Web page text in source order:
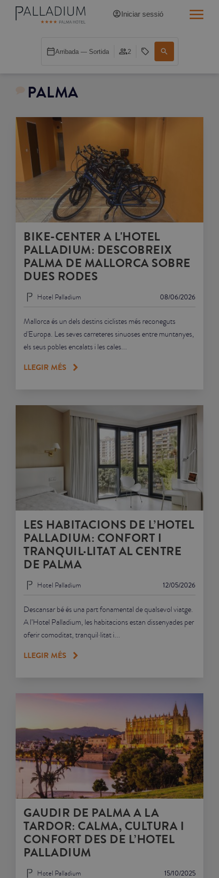
PALMA
BIKE-CENTER A L'HOTEL
PALLADIUM: DESCOBREIX
PALMA DE MALLORCA SOBRE
DUES RODES
08/06/2026
Hotel Palladium
Mallorca és un dels destins ciclistes més reconeguts
d'Europa. Les seves carreteres sinuoses entre muntanyes,
els seus pobles encalats i les cales...
LLEGIR MÉS
LES HABITACIONS DE L’HOTEL
PALLADIUM: CONFORT I
TRANQUIL·LITAT AL CENTRE
DE PALMA
12/05/2026
Hotel Palladium
Descansar bé és una part fonamental de qualsevol viatge.
A l’Hotel Palladium, les habitacions estan dissenyades per
oferir comoditat, tranquil·litat i...
LLEGIR MÉS
GAUDIR DE PALMA A LA
TARDOR: CALMA, CULTURA I
CONFORT DES DE L’HOTEL
PALLADIUM
15/10/2025
Hotel Palladium
Iniciar sessió
Arribada — Sortida 2
INDIVIDUAL BALCÓ CATEDRAL
DOBLE INN
DOBLE WHITE
DOBLE INN CATEDRAL
JUNIOR SUITES
SUITE